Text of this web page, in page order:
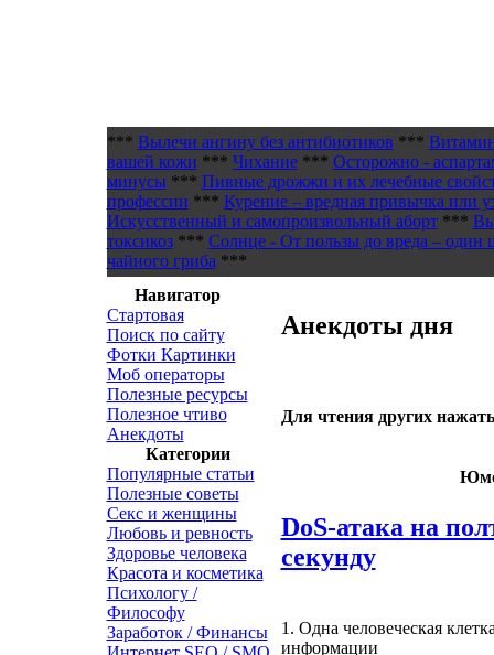
*** Вылечи ангину без антибиотиков ***
вашей кожи *** Чихание*** Осторожно -
минусы*** Пивные дрожжи и их лечебные
профессии *** Курение – вредная привычка или
Искусственный и самопроизвольный аборт***
токсикоз*** Солнце - От пользы до вреда – один
чайного гриба ***
Навигатор
Стартовая
Поиск по сайту
Фотки Картинки
Моб операторы
Полезные ресурсы
Полезное чтиво
Анекдоты
Категории
Популярные статьи
Полезные советы
Секс и женщины
Любовь и ревность
Здоровье человека
Красота и косметика
Психологу /
Философу
Заработок / Финансы
Анекдоты дня
Для чтения других
DoS-атака на
секунду
1. Одна человеческая
информации